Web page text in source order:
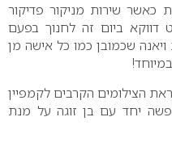
כאשר שירות מניקור פדיקור
ביום זה לחנוך בפעם
שכמובן כמו כל אישה מן
הצילומים הקרבים לקמפיין
יחד עם בן זוגה על מנת